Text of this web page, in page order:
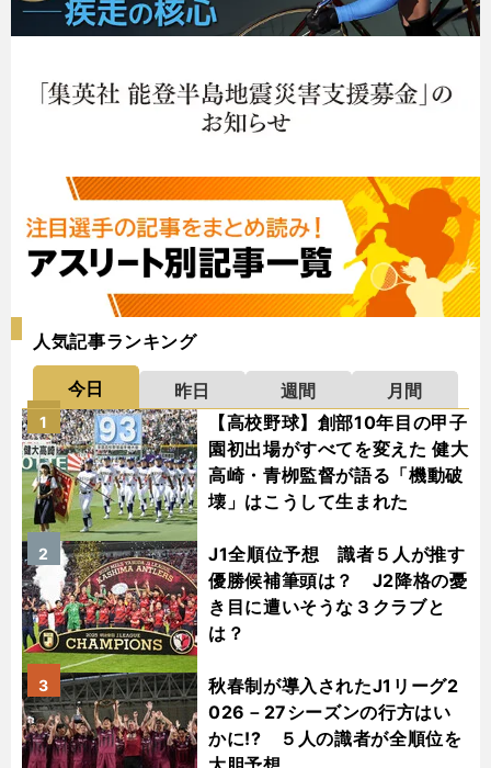
人気記事ランキング
今日 昨日 週間
月間
【高校野球】創部10年目の甲子
園初出場がすべてを変えた 健大
高崎・青栁監督が語る「機動破
壊」はこうして生まれた
1
J1全順位予想 識者５人が推す
優勝候補筆頭は？ J2降格の憂
き目に遭いそうな３クラブと
は？
2
秋春制が導入されたJ1リーグ2
026－27シーズンの行方はい
かに!? ５人の識者が全順位を
3